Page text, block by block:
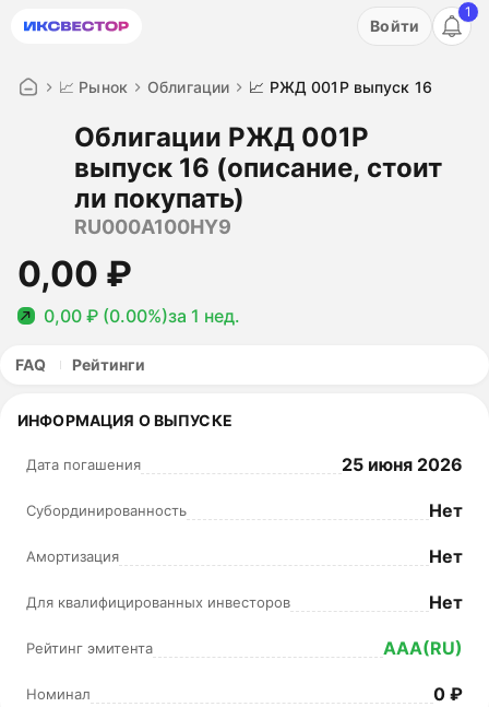
Акция: бесплатный пробный период на 3 дня!
Войти
1
📈 Рынок Облигации 📈 РЖД 001Р выпуск 16
Облигации РЖД 001Р
выпуск 16 (описание, стоит
ли покупать)
RU000A100HY9
0,00 ₽
0,00 ₽ (0.00%)за 1 нед.
FAQ Рейтинги
ИНФОРМАЦИЯ О ВЫПУСКЕ
Дата погашения 25 июня 2026
Субординированность Нет
Амортизация Нет
Для квалифицированных инвесторов Нет
Рейтинг эмитента AAA(RU)
Номинал 0 ₽